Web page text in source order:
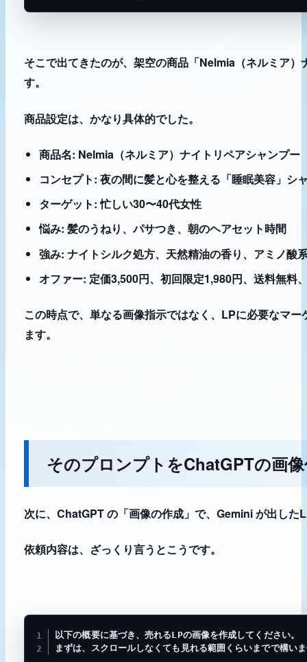
そこで出てきたのが、架空の商品「Nelmia（ネルミア
す。
商品設定は、かなり具体的でした。
商品名: Nelmia（ネルミア）ナイトリペアシャンプー
コンセプト: 夜の間に髪と心を整える「睡眠美容」シ
ターゲット: 忙しい30〜40代女性
悩み: 髪のうねり、パサつき、朝のヘアセット時間
強み: ナイトシルク処方、天然精油の香り、アミノ酸
オファー: 定価3,500円、初回限定1,980円、送料無料
この時点で、単なる画像指示ではなく、LPに必要なマ
ます。
そのプロンプトをChatGPTの画
次に、ChatGPT の「画像の作成」で、Gemini が出した
依頼内容は、ざっくり言うとこうです。
以下の概要に基づき、売れるLPの画像を作成してください。
まずは、スクロールしなくても見れる範囲くらいまでで構い